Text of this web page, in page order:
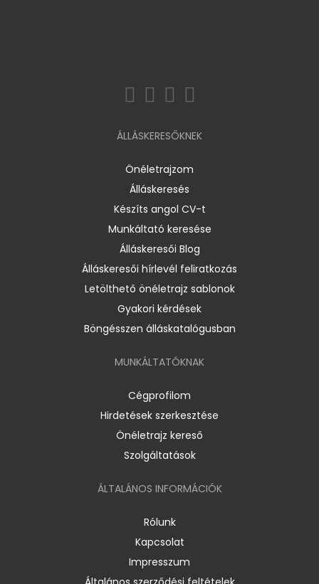
ÁLLÁSKERESŐKNEK
Önéletrajzom
Álláskeresés
Készíts angol CV-t
Munkáltató keresése
Álláskeresői Blog
Álláskeresői hírlevél feliratkozás
Letölthető önéletrajz sablonok
Gyakori kérdések
Böngésszen álláskatalógusban
MUNKÁLTATÓKNAK
Cégprofilom
Hirdetések szerkesztése
Önéletrajz kereső
Szolgáltatások
ÁLTALÁNOS INFORMÁCIÓK
Rólunk
Kapcsolat
Impresszum